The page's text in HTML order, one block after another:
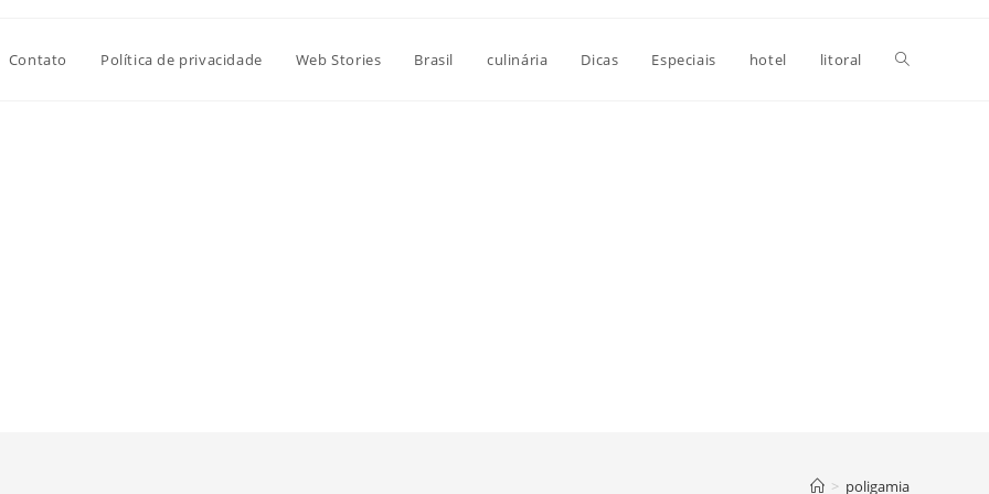
Contato Política de privacidade Web Stories Brasil culinária Dicas Especiais hotel litoral Alternar
> poligamia